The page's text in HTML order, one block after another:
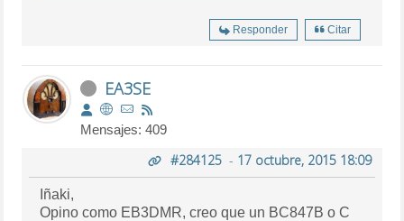
Responder Citar
EA3SE
Mensajes: 409
#284125- 17 octubre, 2015 18:09
Iñaki,
Opino como EB3DMR, creo que un BC847B o C